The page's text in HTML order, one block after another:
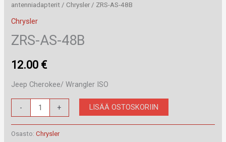
antenniadapterit / Chrysler/ ZRS-AS-48B
Chrysler
ZRS-AS-48B
12.00 €
Jeep Cherokee/ Wrangler ISO
-
AS-
48B
+ LISÄÄ OSTOSKORIIN
Osasto:Chrysler